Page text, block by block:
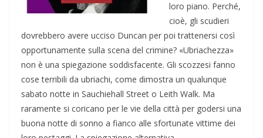
loro piano. Perché,
cioè, gli scudieri
dovrebbero avere ucciso Duncan per poi trattenersi così
opportunamente sulla scena del crimine? «Ubriachezza»
non è una spiegazione soddisfacente. Gli scozzesi fanno
cose terribili da ubriachi, come dimostra un qualunque
sabato notte in Sauchiehall Street o Leith Walk. Ma
raramente si coricano per le vie della città per godersi una
buona notte di sonno a fianco alle sfortunate vittime dei